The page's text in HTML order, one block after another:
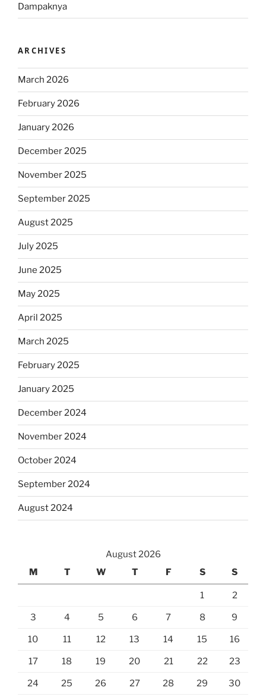
Dampaknya
ARCHIVES
March 2026
February 2026
January 2026
December 2025
November 2025
September 2025
August 2025
July 2025
June 2025
May 2025
April 2025
March 2025
February 2025
January 2025
December 2024
November 2024
October 2024
September 2024
August 2024
August 2026
M
T W T F S S
1 2
3 4 5 6 7 8 9
10 11 12 13 14 15 16
17 18 19 20 21 22 23
24 25 26 27 28 29 30